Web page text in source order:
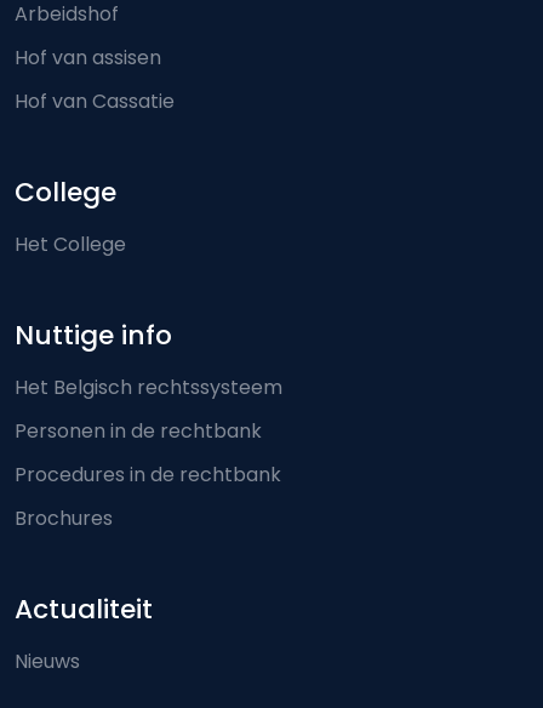
Arbeidshof
Hof van assisen
Hof van Cassatie
College
Het College
Nuttige info
Het Belgisch rechtssysteem
Personen in de rechtbank
Procedures in de rechtbank
Brochures
Actualiteit
Nieuws